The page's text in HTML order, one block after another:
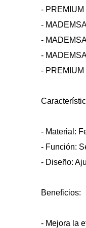
- PREMIUM
-
-
-
-
- Material:
- Función:
- Diseño:
Beneficios:
- Mejora la